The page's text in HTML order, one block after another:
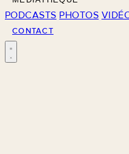
PODCASTS PHOTOS
CONTACT